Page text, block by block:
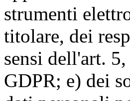
strumenti
titolare, dei
sensi dell'art.
GDPR; e) dei